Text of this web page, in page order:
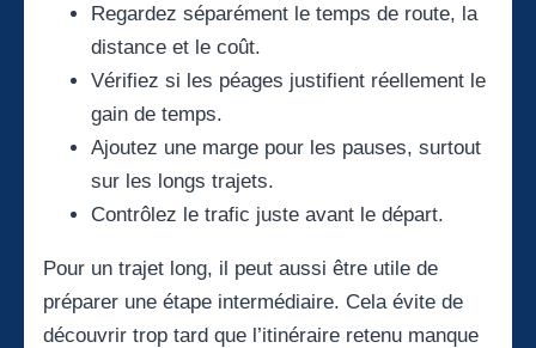
Regardez séparément le temps de route, la
distance et le coût.
Vérifiez si les péages justifient réellement le
gain de temps.
Ajoutez une marge pour les pauses, surtout
sur les longs trajets.
Contrôlez le trafic juste avant le départ.
Pour un trajet long, il peut aussi être utile de
préparer une étape intermédiaire. Cela évite de
découvrir trop tard que l’itinéraire retenu manque